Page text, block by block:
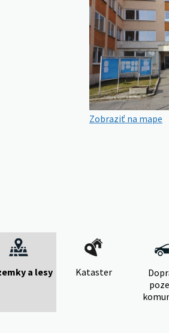
Zobraziť na mape
a lesy Kataster